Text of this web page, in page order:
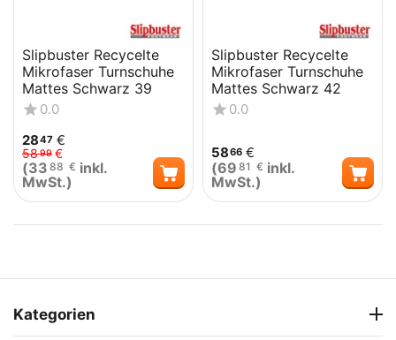
Slipbuster Recycelte
Mikrofaser Turnschuhe
Mattes Schwarz 39
0.0
2847 €
5899 €
(33 88 € inkl.
MwSt.)
Slipbuster Recycelte
Mikrofaser Turnschuhe
Mattes Schwarz 42
0.0
5866 €
(69 81 € inkl.
MwSt.)
Kategorien